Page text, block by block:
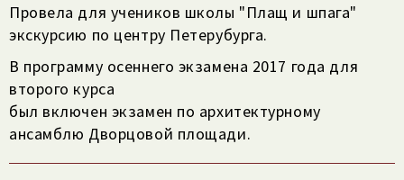
Провела для учеников школы "Плащ и шпага"
экскурсию по центру Петерубурга.
В программу осеннего экзамена 2017 года для
второго курса
был включен экзамен по архитектурному
ансамблю Дворцовой площади.